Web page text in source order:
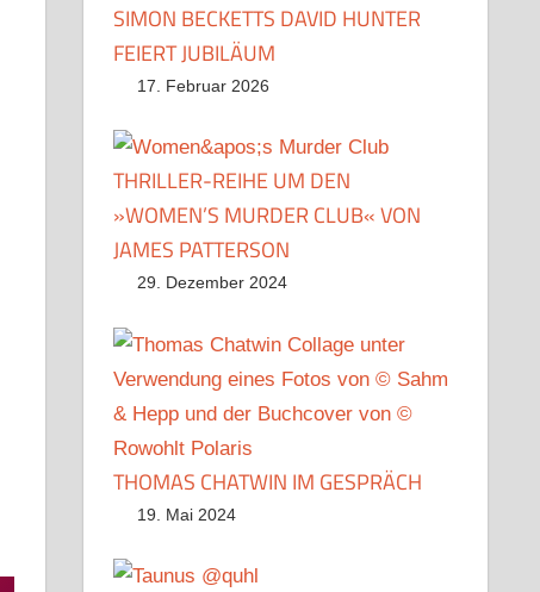
SIMON BECKETTS DAVID HUNTER
FEIERT JUBILÄUM
17. Februar 2026
THRILLER-REIHE UM DEN
»WOMEN’S MURDER CLUB« VON
JAMES PATTERSON
29. Dezember 2024
THOMAS CHATWIN IM GESPRÄCH
19. Mai 2024